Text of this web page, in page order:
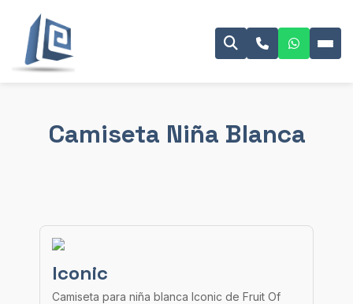
Camiseta Niña Blanca
Iconic
Camiseta para niña blanca Iconic de Fruit Of